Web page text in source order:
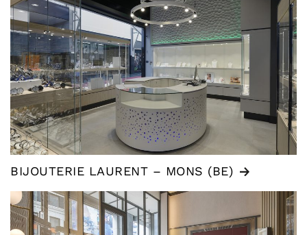
BIJOUTERIE LAURENT – MONS (BE)